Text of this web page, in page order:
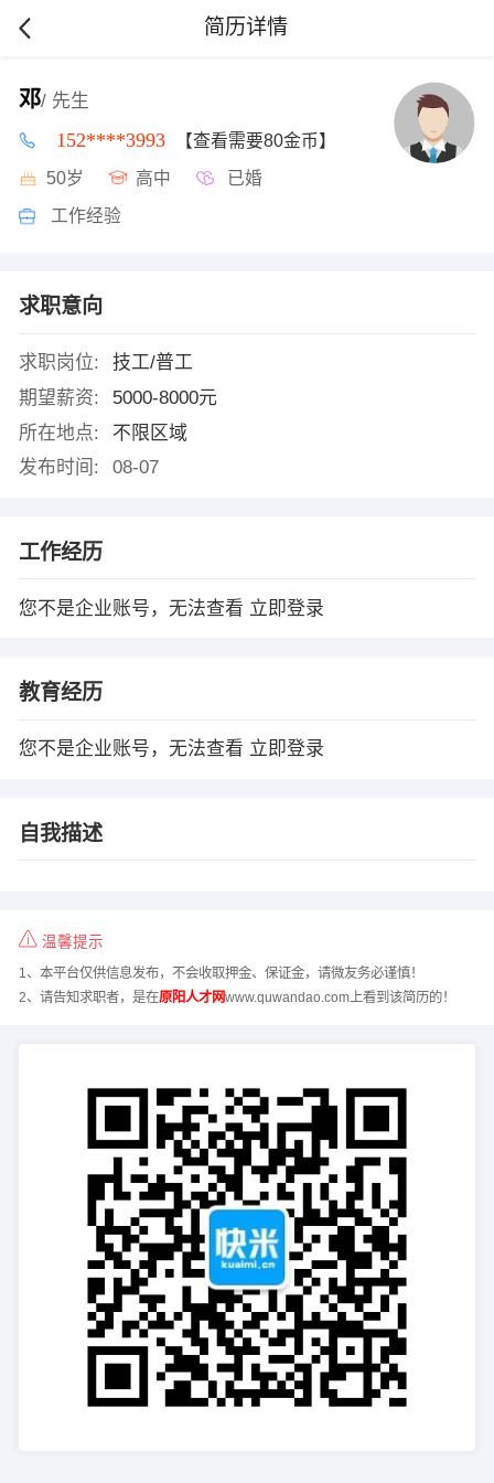
简历详情
邓/ 先生
152****3993 【查看需要80金币】
50岁 高中 已婚
工作经验
求职意向
求职岗位:
技工/普工
期望薪资:
5000-8000元
所在地点:
不限区域
发布时间:
08-07
工作经历
您不是企业账号，无法查看 立即登录
教育经历
您不是企业账号，无法查看 立即登录
自我描述
温馨提示
1、本平台仅供信息发布，不会收取押金、保证金，请微友务必谨慎！
2、请告知求职者，是在原阳人才网www.quwandao.com上看到该简历的！